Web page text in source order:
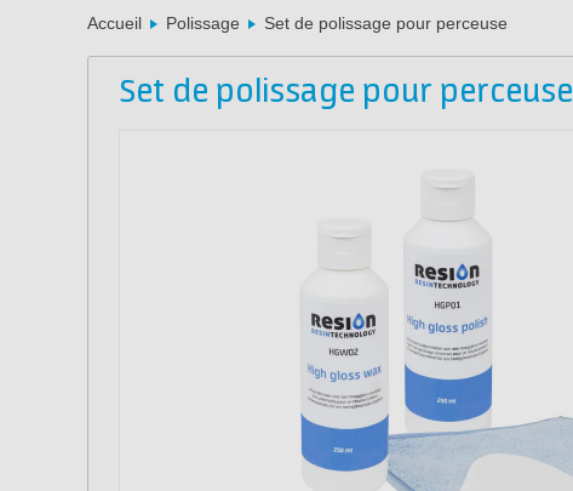
Accueil Polissage Set de polissage pour perceuse
Set de polissage pour perceuse